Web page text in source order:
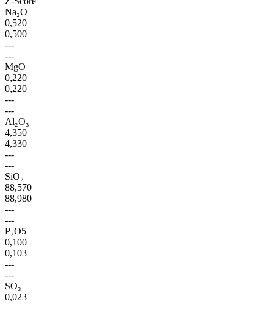
Na₂O
0,520
0,500
---
---
MgO
0,220
0,220
---
---
Al₂O₃
4,350
4,330
---
---
SiO₂
88,570
88,980
---
---
P₂O5
0,100
0,103
---
---
SO₃
0,023